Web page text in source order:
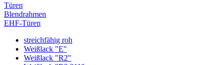
Türen
Blendrahmen
EHF-Türen
streichfähig roh
Weißlack "E"
Weißlack "R2"